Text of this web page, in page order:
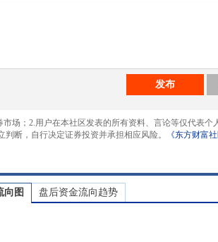
发布
场；2.用户在本社区发表的所有资料、言论等仅代表个
断，自行决定证券投资并承担相应风险。
《东方财富
向图 盘后资金流向趋势